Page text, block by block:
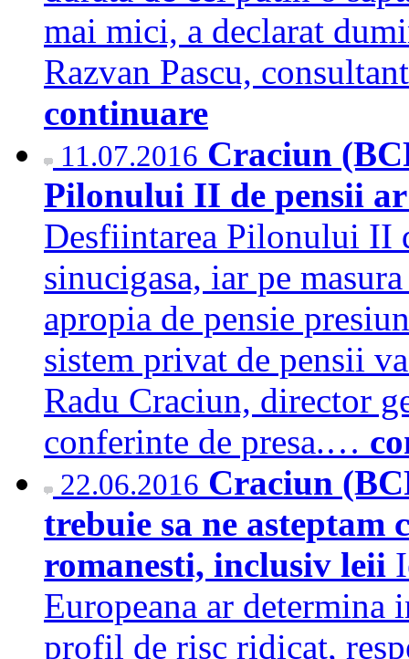
mai mici, a declarat
Razvan Pascu,
continuare
11.07.2016 Craciun
Pilonului II de pensii
Desfiintarea Pilonului II
sinucigasa, iar pe
apropia de pensie
sistem privat de pensii
Radu Craciun, director
conferinte de presa.…
22.06.2016 Craciun
trebuie sa ne asteptam
romanesti, inclusiv leii
Europeana ar determina
profil de risc ridicat,